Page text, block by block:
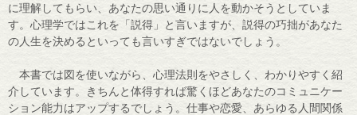
に理解してもらい、あなたの思い通りに人を動かそうとしていま
す。心理学ではこれを「説得」と言いますが、説得の巧拙があなた
の人生を決めるといっても言いすぎではないでしょう。
本書では図を使いながら、心理法則をやさしく、わかりやすく紹
介しています。きちんと体得すれば驚くほどあなたのコミュニケー
ション能力はアップするでしょう。仕事や恋愛、あらゆる人間関係